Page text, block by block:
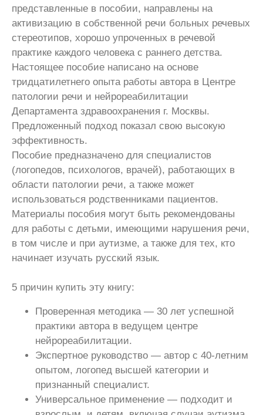
представленные в пособии, направлены на
активизацию в собственной речи больных речевых
стереотипов, хорошо упроченных в речевой
практике каждого человека с раннего детства.
Настоящее пособие написано на основе
тридцатилетнего опыта работы автора в Центре
патологии речи и нейрореабилитации
Департамента здравоохранения г. Москвы.
Предложенный подход показал свою высокую
эффективность.
Пособие предназначено для специалистов
(логопедов, психологов, врачей), работающих в
области патологии речи, а также может
использоваться родственниками пациентов.
Материалы пособия могут быть рекомендованы
для работы с детьми, имеющими нарушения речи,
в том числе и при аутизме, а также для тех, кто
начинает изучать русский язык.
5 причин купить эту книгу:
Проверенная методика — 30 лет успешной
практики автора в ведущем центре
нейрореабилитации.
Экспертное руководство — автор с 40-летним
опытом, логопед высшей категории и
признанный специалист.
Универсальное применение — подходит и